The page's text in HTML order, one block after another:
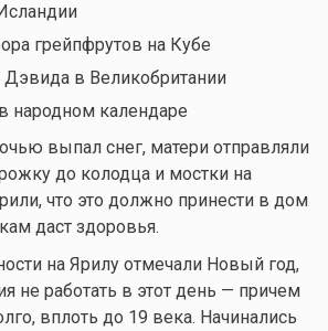
грейпфрутов на Кубе
Дэвида в Великобритании
народном календаре
выпал снег, матери отправляли
до колодца и мостки на
что это должно принести в дом
даст здоровья.
на Ярилу отмечали Новый год,
не работать в этот день — причем
вплоть до 19 века. Начинались